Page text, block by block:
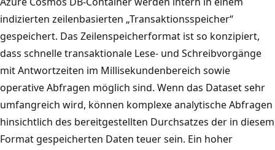
indizierten zeilenbasierten „Transaktionsspeicher“
gespeichert. Das Zeilenspeicherformat ist so konzipiert,
dass schnelle transaktionale Lese- und Schreibvorgänge
mit Antwortzeiten im Millisekundenbereich sowie
operative Abfragen möglich sind. Wenn das Dataset sehr
umfangreich wird, können komplexe analytische Abfragen
hinsichtlich des bereitgestellten Durchsatzes der in diesem
Format gespeicherten Daten teuer sein. Ein hoher